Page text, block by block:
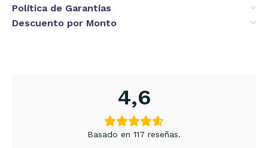
Política de Garantías
Descuento por Monto
4,6
Basado en 117 reseñas.